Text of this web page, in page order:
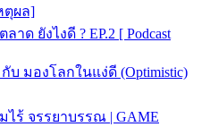
ตุผล]
ด ยังไงดี ? EP.2 [ Podcast
บ มองโลกในแง่ดี (Optimistic)
ไร้ จรรยาบรรณ | GAME